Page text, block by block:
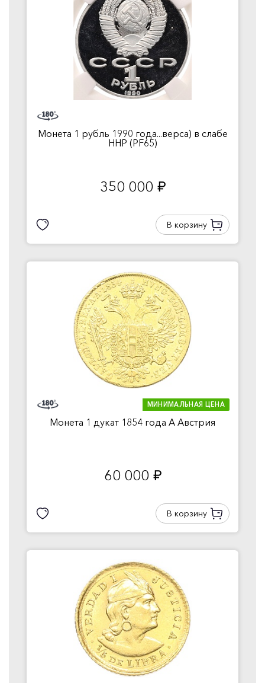
Монета 1 рубль 1990 года...верса) в слабе
ННР (PF65)
350 000 руб.
В корзину
МИНИМАЛЬНАЯ ЦЕНА
Монета 1 дукат 1854 года A Австрия
60 000 руб.
В корзину